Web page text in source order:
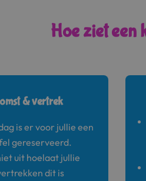
Hoe ziet een
& vertrek
is er voor jullie een
gereserveerd.
uit hoelaat jullie
dit is